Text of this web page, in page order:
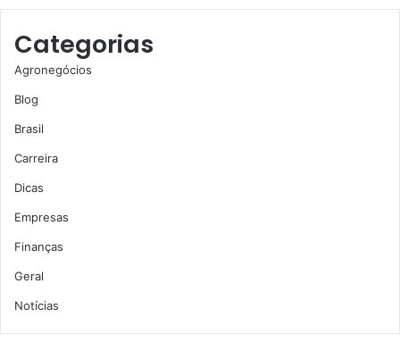
Categorias
Agronegócios
Blog
Brasil
Carreira
Dicas
Empresas
Finanças
Geral
Notícias